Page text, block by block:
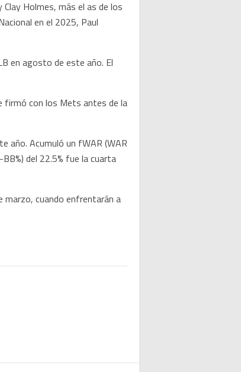
Holmes, más el as de los
en el 2025, Paul
en agosto de este año. El
firmó con los Mets antes de la
año. Acumuló un fWAR (WAR
del 22.5% fue la cuarta
marzo, cuando enfrentarán a